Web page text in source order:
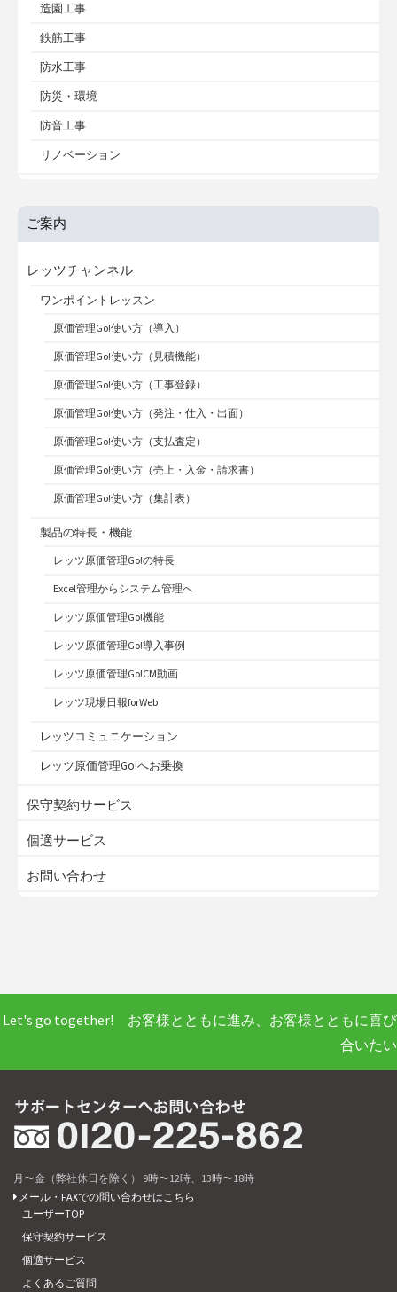
造園工事
鉄筋工事
防水工事
防災・環境
防音工事
リノベーション
ご案内
レッツチャンネル
ワンポイントレッスン
原価管理Go!使い方（導入）
原価管理Go!使い方（見積機能）
原価管理Go!使い方（工事登録）
原価管理Go!使い方（発注・仕入・出面）
原価管理Go!使い方（支払査定）
原価管理Go!使い方（売上・入金・請求書）
原価管理Go!使い方（集計表）
製品の特長・機能
レッツ原価管理Go!の特長
Excel管理からシステム管理へ
レッツ原価管理Go!機能
レッツ原価管理Go!導入事例
レッツ原価管理Go!CM動画
レッツ現場日報forWeb
レッツコミュニケーション
レッツ原価管理Go!へお乗換
保守契約サービス
個適サービス
お問い合わせ
Let's go together! お客様とともに進み、お客様とともに喜び
合いたい
月〜金（弊社休日を除く） 9時〜12時、13時〜18時
メール・FAXでの問い合わせはこちら
ユーザーTOP
保守契約サービス
個適サービス
よくあるご質問